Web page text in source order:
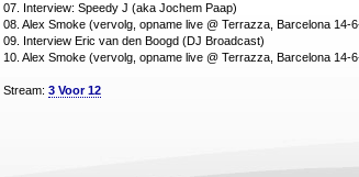
07. Interview: Speedy J (aka Jochem Paap)
08. Alex Smoke (vervolg, opname live @ Terrazza, Barcelona 14-
09. Interview Eric van den Boogd (DJ Broadcast)
10. Alex Smoke (vervolg, opname live @ Terrazza, Barcelona 14-
Stream: 3 Voor 12